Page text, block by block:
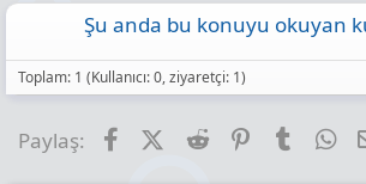
Şu anda bu konuyu okuyan
Toplam: 1 (Kullanıcı: 0, ziyaretçi: 1)
Paylaş: FacebookX (Twitter)
Reddit PinterestTumblr